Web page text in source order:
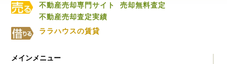
不動産売却専門サイト
売却無料査定
不動産売却査定実績
ララハウスの賃貸
メインメニュー